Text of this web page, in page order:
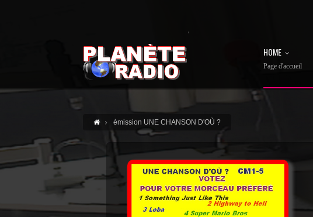
'
HOME
Page d'accueil
émission UNE CHANSON D'OÙ ?